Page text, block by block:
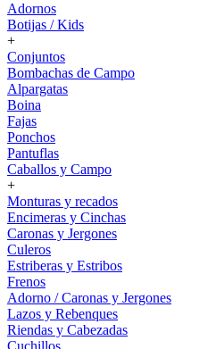
Adornos
Botijas / Kids
+
Conjuntos
Bombachas de Campo
Alpargatas
Boina
Fajas
Ponchos
Pantuflas
Caballos y Campo
+
Monturas y recados
Encimeras y Cinchas
Caronas y Jergones
Culeros
Estriberas y Estribos
Frenos
Adorno / Caronas y Jergones
Lazos y Rebenques
Riendas y Cabezadas
Cuchillos